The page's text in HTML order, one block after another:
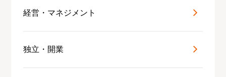
経営・マネジメント
独立・開業